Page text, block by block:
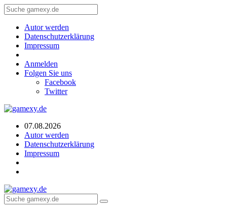
Autor werden
Datenschutzerklärung
Impressum
Anmelden
Folgen Sie uns
Facebook
Twitter
07.08.2026
Autor werden
Datenschutzerklärung
Impressum